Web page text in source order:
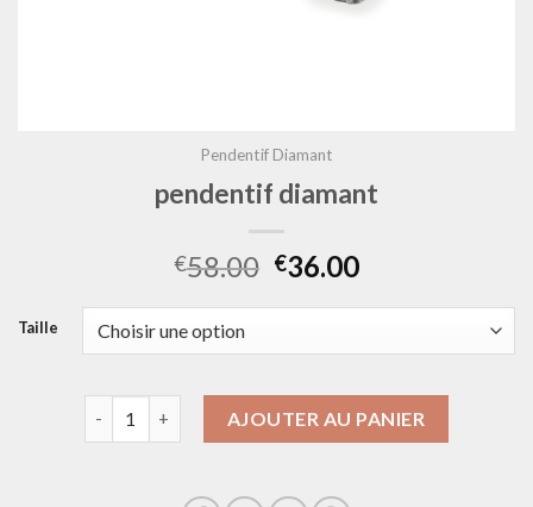
Pendentif Diamant
pendentif diamant
€58.00 €36.00
Taille
AJOUTER AU PANIER